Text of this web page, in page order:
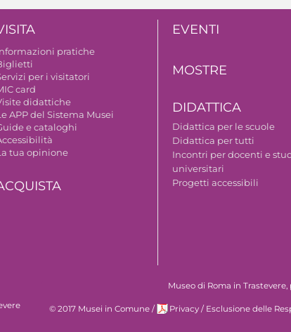
pratiche
per i visitatori
card
didattiche
APP del Sistema Musei
e cataloghi
tua opinione
EVENTI
MOSTRE
DIDATTICA
Didattica per le scuole
Didattica per tutti
Incontri per docenti e
universitari
Progetti accessibili
Museo di Roma in Trastevere,
© 2017 Musei in Comune / Privacy / Esclusione delle